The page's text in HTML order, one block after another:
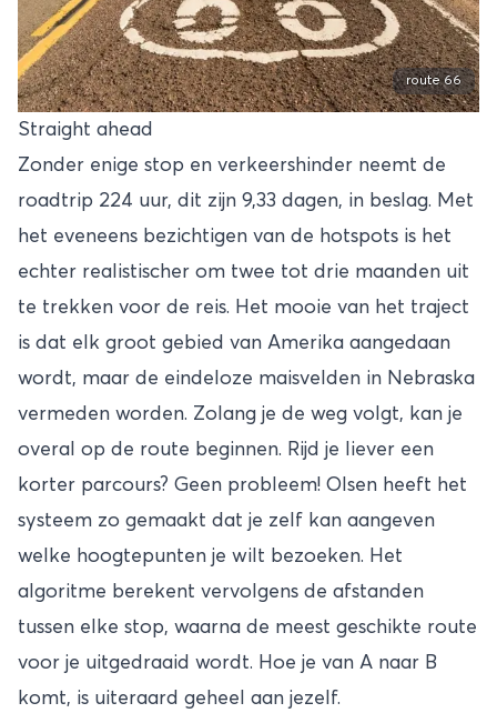
route 66
Straight ahead
Zonder enige stop en verkeershinder neemt de
roadtrip 224 uur, dit zijn 9,33 dagen, in beslag. Met
het eveneens bezichtigen van de hotspots is het
echter realistischer om twee tot drie maanden uit
te trekken voor de reis. Het mooie van het traject
is dat elk groot gebied van Amerika aangedaan
wordt, maar de eindeloze maisvelden in Nebraska
vermeden worden. Zolang je de weg volgt, kan je
overal op de route beginnen. Rijd je liever een
korter parcours? Geen probleem! Olsen heeft het
systeem zo gemaakt dat je zelf kan aangeven
welke hoogtepunten je wilt bezoeken. Het
algoritme berekent vervolgens de afstanden
tussen elke stop, waarna de meest geschikte route
voor je uitgedraaid wordt. Hoe je van A naar B
komt, is uiteraard geheel aan jezelf.